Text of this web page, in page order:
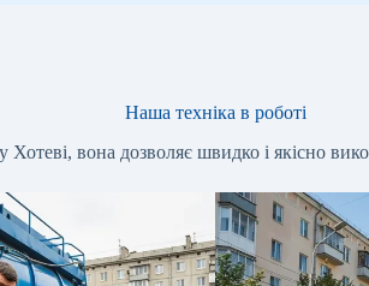
Наша техніка в роботі
вона дозволяє швидко і якісно